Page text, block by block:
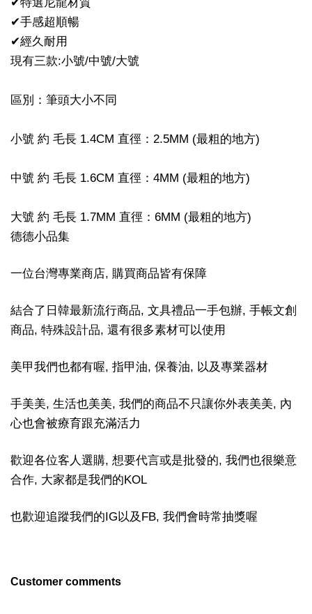
✔手感超順暢
✔經久耐用
現有三款:小號/中號/大號
區別：筆頭大小不同
小號 約 毛長 1.4CM 直徑：2.5MM (最粗的地方)
中號 約 毛長 1.6CM 直徑：4MM (最粗的地方)
大號 約 毛長 1.7MM 直徑：6MM (最粗的地方)
德德小品集
一位台灣專業商店, 購買商品皆有保障
結合了日韓最新流行商品, 文具禮品一手包辦, 手帳文創
商品, 特殊設計品, 還有很多素材可以使用
美甲我們也都有喔, 指甲油, 保養油, 以及專業器材
手美美, 生活也美美, 我們的商品不只讓你外表美美, 內
心也會被療育跟充滿活力
歡迎各位客人選購, 想要代言或是批發的, 我們也很樂意
合作, 大家都是我們的KOL
也歡迎追蹤我們的IG以及FB, 我們會時常抽獎喔
Customer comments